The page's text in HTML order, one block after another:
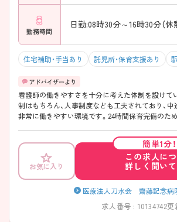
勤務時間
日勤:08時30分～16時30分（休
住宅補助・手当あり 託児所・保育支援あり
看護師の働きやすさを十分に考えた体制を設けて
制はもちろん、人事制度なども工夫されており、
非常に働きやすい環境です。24時間保育完備のた
お気に入り
簡単1分！
この求人に
詳しく聞い
医療法人刀水会 齋藤記念
求人番号 : 10134742更